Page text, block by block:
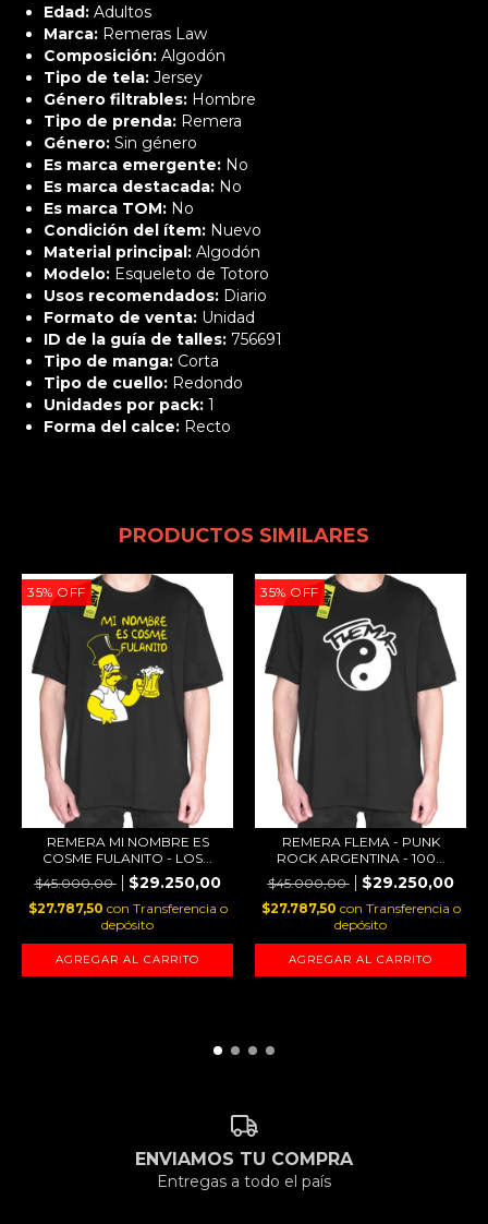
Edad: Adultos
Marca: Remeras Law
Composición: Algodón
Tipo de tela: Jersey
Género filtrables: Hombre
Tipo de prenda: Remera
Género: Sin género
Es marca emergente: No
Es marca destacada: No
Es marca TOM: No
Condición del ítem: Nuevo
Material principal: Algodón
Modelo: Esqueleto de Totoro
Usos recomendados: Diario
Formato de venta: Unidad
ID de la guía de talles: 756691
Tipo de manga: Corta
Tipo de cuello: Redondo
Unidades por pack: 1
Forma del calce: Recto
PRODUCTOS SIMILARES
35% OFF
REMERA MI NOMBRE ES
COSME FULANITO - LOS...
$45.000,00
$29.250,00
$27.787,50 con Transferencia o
depósito
AGREGAR AL CARRITO
35% OFF
REMERA FLEMA - PUNK
ROCK ARGENTINA - 100...
$45.000,00
$29.250,00
$27.787,50 con Transferencia o
depósito
AGREGAR AL CARRITO
ENVIAMOS TU COMPRA
Entregas a todo el país